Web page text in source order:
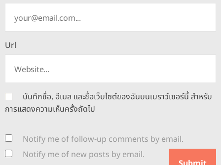
Url
บันทึกชื่อ, อีเมล และชื่อเว็บไซต์ของฉันบนเบราว์เซอร์นี้ สำหรับ
การแสดงความเห็นครั้งถัดไป
Notify me of follow-up comments by email.
Notify me of new posts by email.